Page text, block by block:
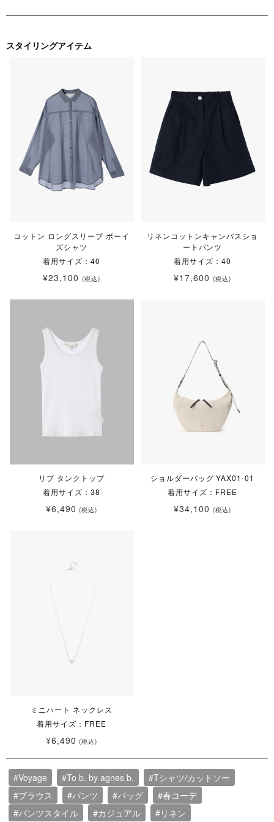
スタイリングアイテム
コットン ロングスリーブ ボーイ
ズシャツ
着用サイズ：40
¥23,100 (税込)
リネンコットンキャンバスショ
ートパンツ
着用サイズ：40
¥17,600 (税込)
リブ タンクトップ
着用サイズ：38
¥6,490(税込)
ショルダーバッグ YAX01-01
着用サイズ：FREE
¥34,100 (税込)
ミニハート ネックレス
着用サイズ：FREE
¥6,490(税込)
#Voyage #To b. by agnes b.
#Tシャツ/カットソー
#ブラウス
#パンツ #バッグ
#春コーデ
#パンツスタイル
#カジュアル #リネン